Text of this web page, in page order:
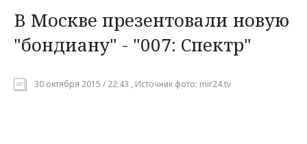
Наука
Культура
Общество
В Москве презентовали новую
"бондиану" - "007: Спектр"
30 октября 2015 / 22:43 , Источник фото: mir24.tv